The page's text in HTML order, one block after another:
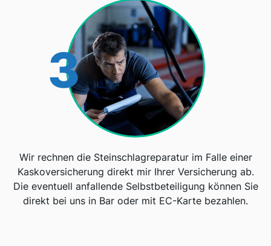
3
Wir rechnen die Steinschlagreparatur im Falle einer
Kaskoversicherung direkt mir Ihrer Versicherung ab.
Die eventuell anfallende Selbstbeteiligung können Sie
direkt bei uns in Bar oder mit EC-Karte bezahlen.